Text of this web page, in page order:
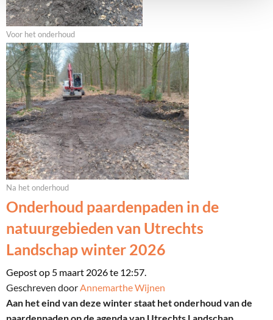
Voor het onderhoud
Na het onderhoud
Onderhoud paardenpaden in de
natuurgebieden van Utrechts
Landschap winter 2026
Gepost op 5 maart 2026 te 12:57.
Geschreven doorAnnemarthe Wijnen
Aan het eind van deze winter staat het onderhoud van de